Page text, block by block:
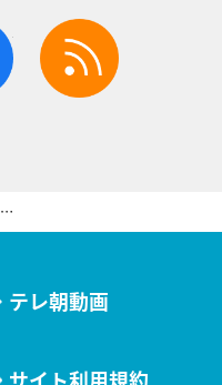
facebook
「人生経験まだまだ！」ヒコロヒーの“クセ強”恋愛遍歴にももクロ唖然！
テレ朝動画
サイト利用規約